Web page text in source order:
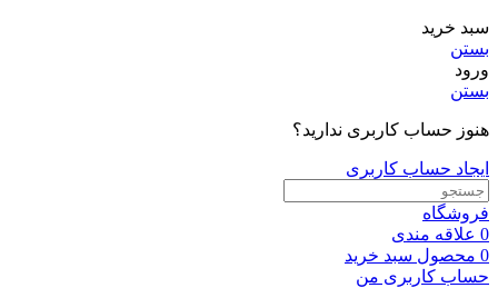
سبد خرید
بستن
ورود
بستن
هنوز حساب کاربری ندارید؟
ایجاد حساب کاربری
فروشگاه
0 علاقه مندی
0 محصول سبد خرید
حساب کاربری من